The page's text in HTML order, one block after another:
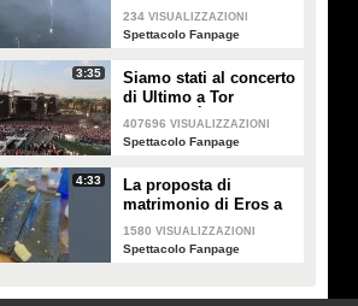
234 VISUALIZZAZIONI
Spettacolo Fanpage
3:35
Siamo stati al concerto
di Ultimo a Tor
Vergata: "È il giorno
che aspettavo, questa è
407696 VISUALIZZAZIONI
Spettacolo Fanpage
4:33
La proposta di
matrimonio di Eros a
Guendalina Canessa
1580 VISUALIZZAZIONI
Spettacolo Fanpage